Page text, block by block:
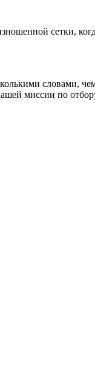
сетки,
словами,
миссии по